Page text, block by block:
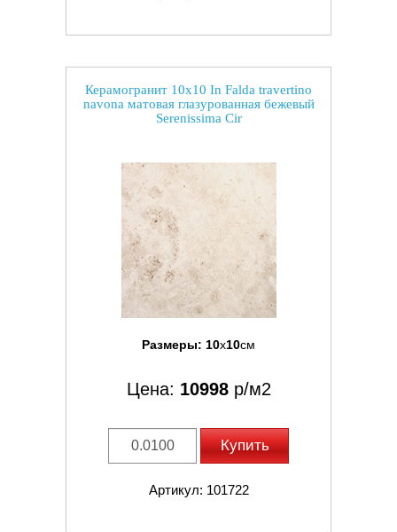
Керамогранит 10x10 In Falda travertino
navona матовая глазурованная бежевый
Serenissima Cir
Размеры: 10x10см
Цена: 10998р/м2
Купить
Артикул: 101722